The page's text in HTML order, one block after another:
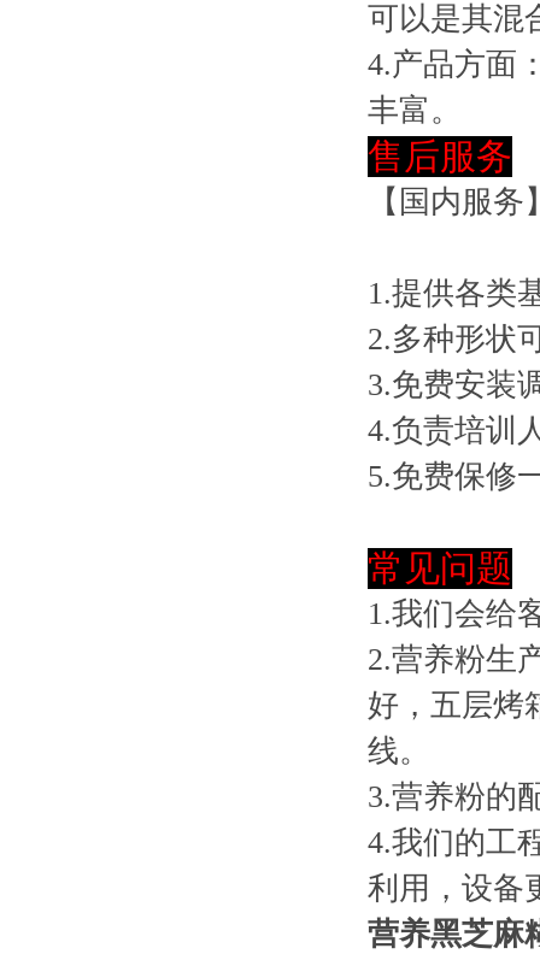
可以是其混
4.产品方面
丰富。
售后服务
【国内服务
1.提供各类
2.多种形状
3.免费安装
4.负责培训
5.免费保修
常见问题
1.我们会给
2.营养粉生
好，五层烤
线。
3.营养粉的
4.我们的工
利用，设备
营养黑芝麻